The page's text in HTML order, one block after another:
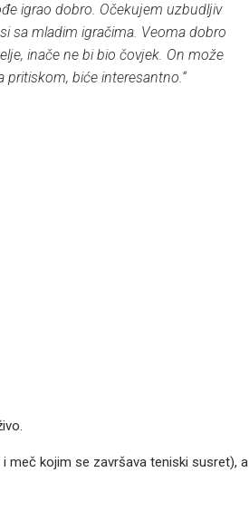
igrao dobro. Očekujem uzbudljiv
sa mladim igračima. Veoma dobro
inače ne bi bio čovjek. On može
biće interesantno.“
meč kojim se završava teniski susret), a